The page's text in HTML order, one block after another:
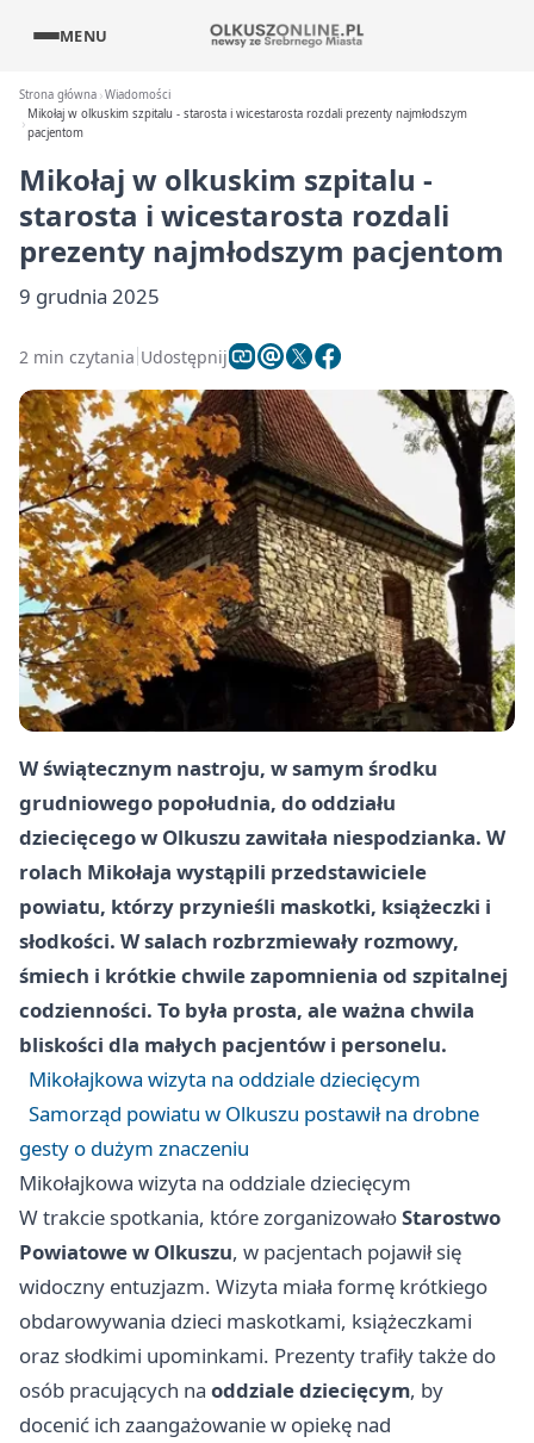
MENU
Strona główna Wiadomości
Mikołaj w olkuskim szpitalu - starosta i wicestarosta rozdali prezenty najmłodszym
pacjentom
Mikołaj w olkuskim szpitalu -
starosta i wicestarosta rozdali
prezenty najmłodszym pacjentom
9 grudnia 2025
2 min czytania Udostępnij
W świątecznym nastroju, w samym środku
grudniowego popołudnia, do oddziału
dziecięcego w Olkuszu zawitała niespodzianka. W
rolach Mikołaja wystąpili przedstawiciele
powiatu, którzy przynieśli maskotki, książeczki i
słodkości. W salach rozbrzmiewały rozmowy,
śmiech i krótkie chwile zapomnienia od szpitalnej
codzienności. To była prosta, ale ważna chwila
bliskości dla małych pacjentów i personelu.
Mikołajkowa wizyta na oddziale dziecięcym
Samorząd powiatu w Olkuszu postawił na drobne
gesty o dużym znaczeniu
Mikołajkowa wizyta na oddziale dziecięcym
W trakcie spotkania, które zorganizowałoStarostwo
Powiatowe w Olkuszu, w pacjentach pojawił się
widoczny entuzjazm. Wizyta miała formę krótkiego
obdarowywania dzieci maskotkami, książeczkami
oraz słodkimi upominkami. Prezenty trafiły także do
osób pracujących na oddziale dziecięcym, by
docenić ich zaangażowanie w opiekę nad